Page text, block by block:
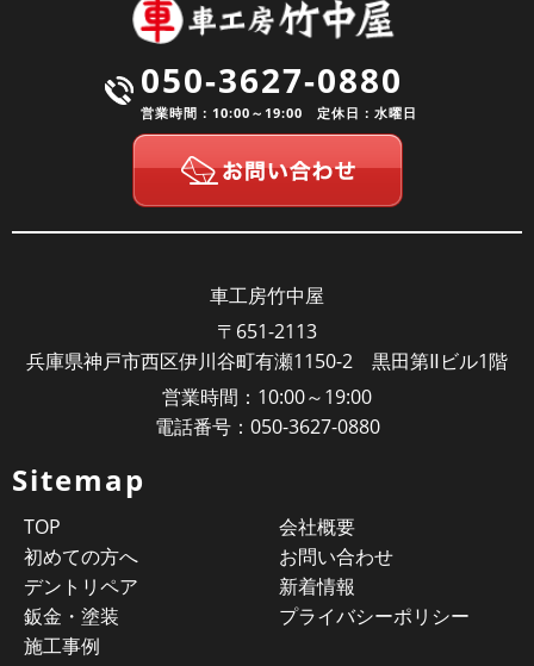
050-3627-0880
営業時間：10:00～19:00 定休日：水曜日
車工房竹中屋
〒651-2113
兵庫県神戸市西区伊川谷町有瀬1150-2 黒田第Ⅱビル1階
営業時間：10:00～19:00
電話番号：050-3627-0880
Sitemap
TOP
初めての方へ
デントリペア
鈑金・塗装
施工事例
会社概要
お問い合わせ
新着情報
プライバシーポリシー